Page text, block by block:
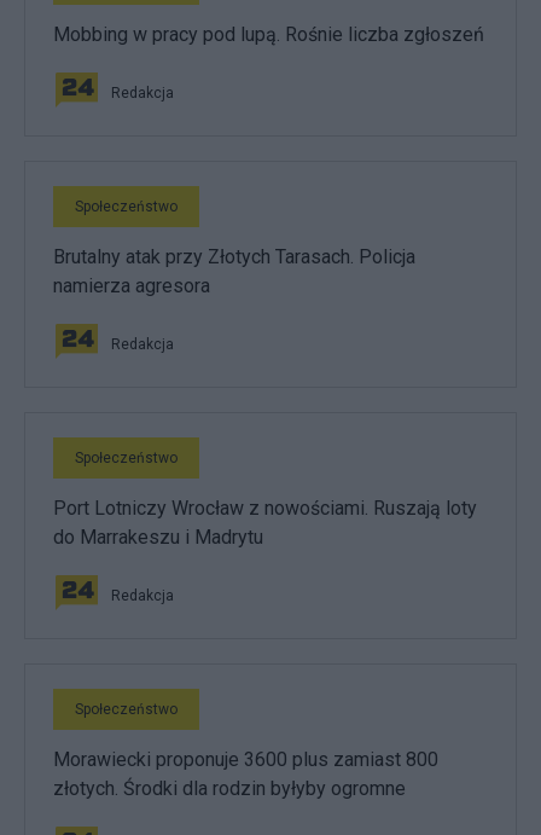
Mobbing w pracy pod lupą. Rośnie liczba zgłoszeń
Redakcja
Społeczeństwo
Brutalny atak przy Złotych Tarasach. Policja
namierza agresora
Redakcja
Społeczeństwo
Port Lotniczy Wrocław z nowościami. Ruszają loty
do Marrakeszu i Madrytu
Redakcja
Społeczeństwo
Morawiecki proponuje 3600 plus zamiast 800
złotych. Środki dla rodzin byłyby ogromne